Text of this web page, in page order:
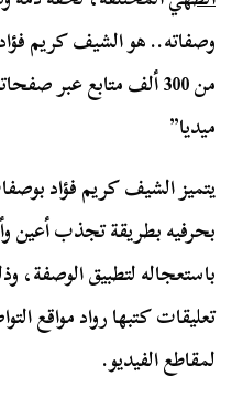
وصفاته.. هو الشيف كريم
من 300 ألف متابع عبر
ميديا”
يتميز الشيف كريم فؤاد
بحرفيه بطريقة تجذب أعين
باستعجاله لتطبيق الوصفة،
تعليقات كتبها رواد مواقع
لمقاطع الفيديو.